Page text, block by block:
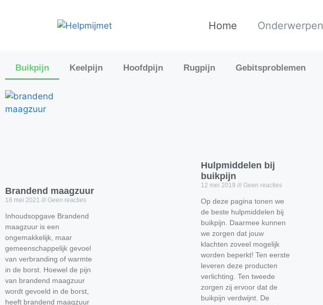
Home Onderwerpen
Buikpijn Keelpijn Hoofdpijn Rugpijn Gebitsproblemen
Brandend maagzuur
18 mei 2021 Geen reacties
Inhoudsopgave Brandend
maagzuur is een
ongemakkelijk, maar
gemeenschappelijk gevoel
van verbranding of warmte
in de borst. Hoewel de pijn
van brandend maagzuur
wordt gevoeld in de borst,
heeft brandend maagzuur
Hulpmiddelen bij
buikpijn
12 mei 2019 Geen reacties
Op deze pagina tonen we
de beste hulpmiddelen bij
buikpijn. Daarmee kunnen
we zorgen dat jouw
klachten zoveel mogelijk
worden beperkt! Ten eerste
leveren deze producten
verlichting. Ten tweede
zorgen zij ervoor dat de
buikpijn verdwijnt. De